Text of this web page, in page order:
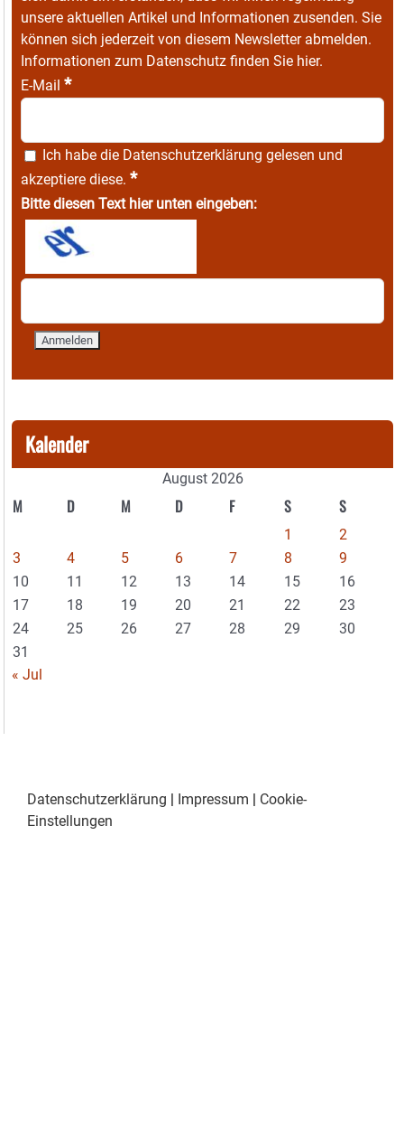
unsere aktuellen Artikel und Informationen zusenden. Sie
können sich jederzeit von diesem Newsletter abmelden.
Informationen zum Datenschutz finden Sie hier.
E-Mail *
Ich habe die Datenschutzerklärung gelesen und
akzeptiere diese. *
Bitte diesen Text hier unten eingeben:
Kalender
August 2026
M D M D F S S
1
2
3
4 5 6 7 8
9
10
11 12 13 14 15
16
17
18 19 20 21 22
23
24
25 26 27 28 29
30
31
« Jul
Datenschutzerklärung | Impressum | Cookie-
Einstellungen